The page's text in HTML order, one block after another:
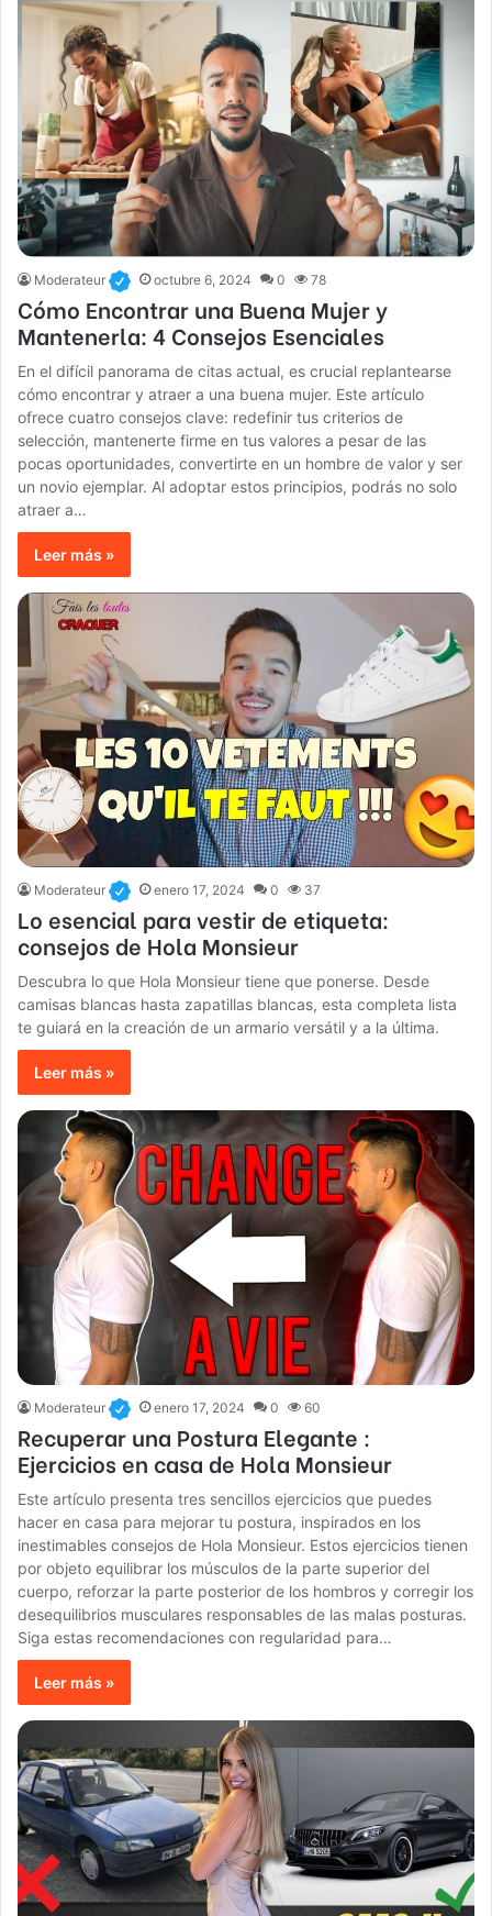
Moderateur octubre 6, 2024 0 78
Cómo Encontrar una Buena Mujer y
Mantenerla: 4 Consejos Esenciales
En el difícil panorama de citas actual, es crucial replantearse
cómo encontrar y atraer a una buena mujer. Este artículo
ofrece cuatro consejos clave: redefinir tus criterios de
selección, mantenerte firme en tus valores a pesar de las
pocas oportunidades, convertirte en un hombre de valor y ser
un novio ejemplar. Al adoptar estos principios, podrás no solo
atraer a…
Leer más »
Moderateur enero 17, 2024 0 37
Lo esencial para vestir de etiqueta:
consejos de Hola Monsieur
Descubra lo que Hola Monsieur tiene que ponerse. Desde
camisas blancas hasta zapatillas blancas, esta completa lista
te guiará en la creación de un armario versátil y a la última.
Leer más »
Moderateur enero 17, 2024 0 60
Recuperar una Postura Elegante :
Ejercicios en casa de Hola Monsieur
Este artículo presenta tres sencillos ejercicios que puedes
hacer en casa para mejorar tu postura, inspirados en los
inestimables consejos de Hola Monsieur. Estos ejercicios tienen
por objeto equilibrar los músculos de la parte superior del
cuerpo, reforzar la parte posterior de los hombros y corregir los
desequilibrios musculares responsables de las malas posturas.
Siga estas recomendaciones con regularidad para…
Leer más »